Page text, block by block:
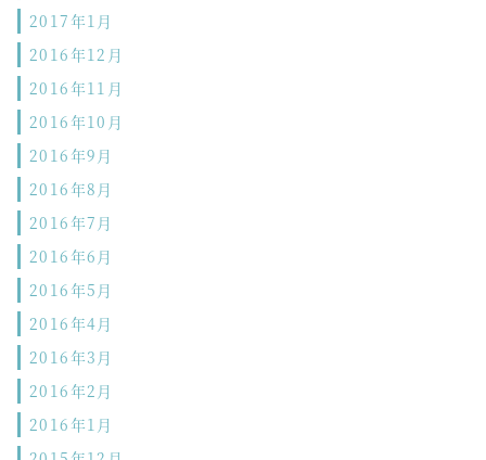
2017年1月
2016年12月
2016年11月
2016年10月
2016年9月
2016年8月
2016年7月
2016年6月
2016年5月
2016年4月
2016年3月
2016年2月
2016年1月